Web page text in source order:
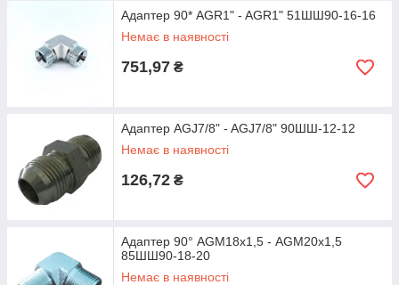
Адаптер 90* AGR1" - AGR1" 51ШШ90-16-16
Немає в наявності
751,97 ₴
Адаптер AGJ7/8" - AGJ7/8" 90ШШ-12-12
Немає в наявності
126,72 ₴
Адаптер 90° AGM18х1,5 - AGM20х1,5
85ШШ90-18-20
Немає в наявності